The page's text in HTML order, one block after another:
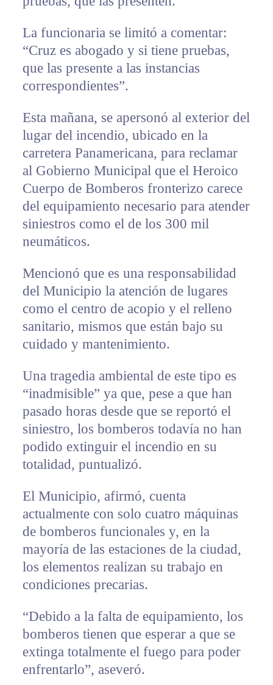
La funcionaria se limitó a comentar:
“Cruz es abogado y si tiene pruebas,
que las presente a las instancias
correspondientes”.
Esta mañana, se apersonó al exterior del
lugar del incendio, ubicado en la
carretera Panamericana, para reclamar
al Gobierno Municipal que el Heroico
Cuerpo de Bomberos fronterizo carece
del equipamiento necesario para atender
siniestros como el de los 300 mil
neumáticos.
Mencionó que es una responsabilidad
del Municipio la atención de lugares
como el centro de acopio y el relleno
sanitario, mismos que están bajo su
cuidado y mantenimiento.
Una tragedia ambiental de este tipo es
“inadmisible” ya que, pese a que han
pasado horas desde que se reportó el
siniestro, los bomberos todavía no han
podido extinguir el incendio en su
totalidad, puntualizó.
El Municipio, afirmó, cuenta
actualmente con solo cuatro máquinas
de bomberos funcionales y, en la
mayoría de las estaciones de la ciudad,
los elementos realizan su trabajo en
condiciones precarias.
“Debido a la falta de equipamiento, los
bomberos tienen que esperar a que se
extinga totalmente el fuego para poder
enfrentarlo”, aseveró.